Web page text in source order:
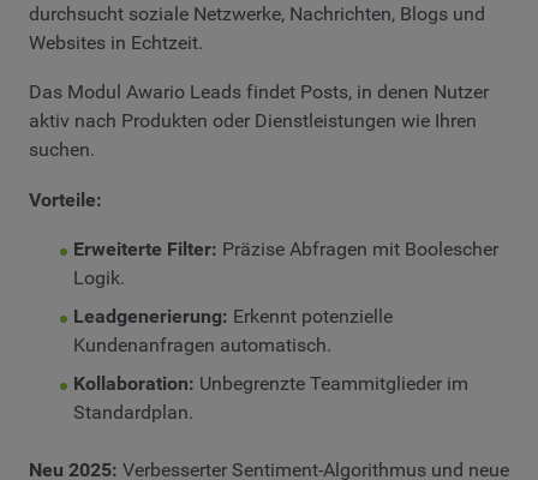
durchsucht soziale Netzwerke, Nachrichten, Blogs und
Websites in Echtzeit.
Das Modul Awario Leads findet Posts, in denen Nutzer
aktiv nach Produkten oder Dienstleistungen wie Ihren
suchen.
Vorteile:
Erweiterte Filter: Präzise Abfragen mit Boolescher
Logik.
Leadgenerierung: Erkennt potenzielle
Kundenanfragen automatisch.
Kollaboration: Unbegrenzte Teammitglieder im
Standardplan.
Neu 2025: Verbesserter Sentiment-Algorithmus und neue